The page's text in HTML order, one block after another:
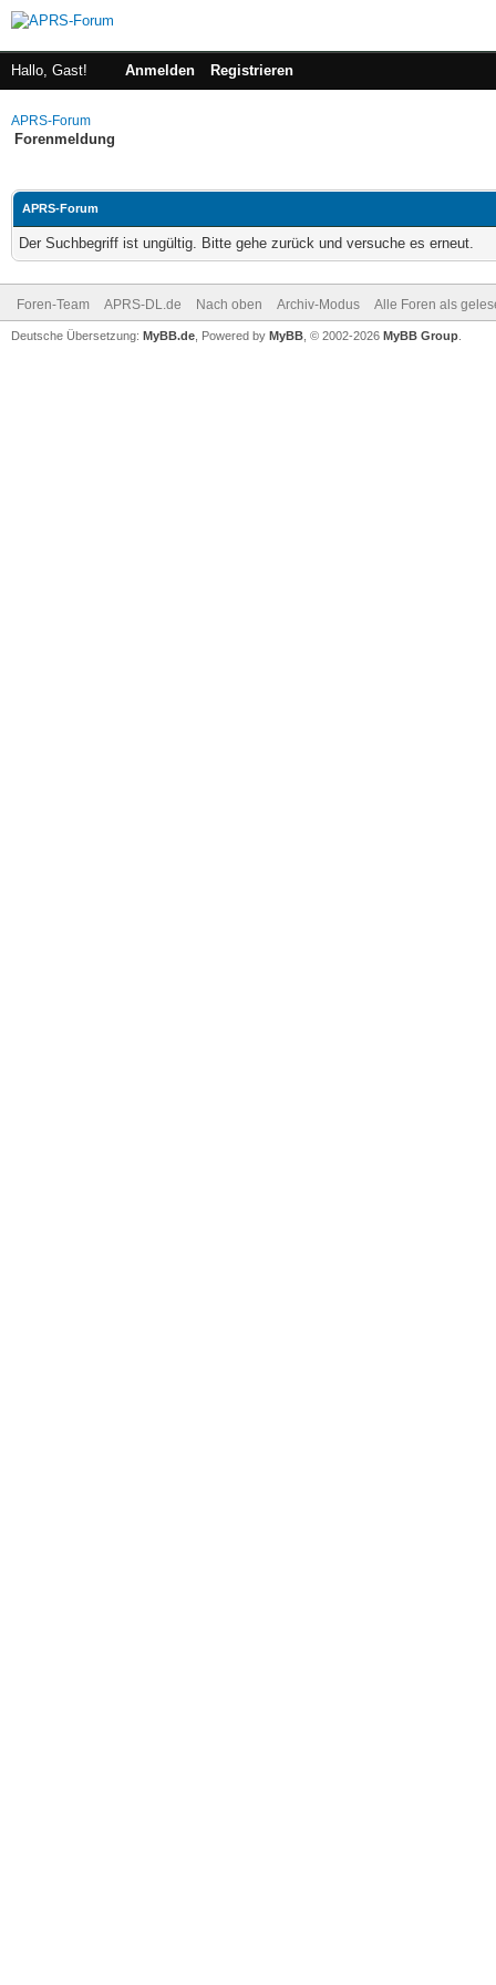
Hallo, Gast! Anmelden Registrieren
APRS-Forum
Forenmeldung
APRS-Forum
Der Suchbegriff ist ungültig. Bitte gehe zurück und versuche es erneut.
Foren-Team APRS-DL.de Nach oben Archiv-Modus Alle Foren als
Deutsche Übersetzung: MyBB.de , Powered by MyBB , © 2002-2026 MyBB Group